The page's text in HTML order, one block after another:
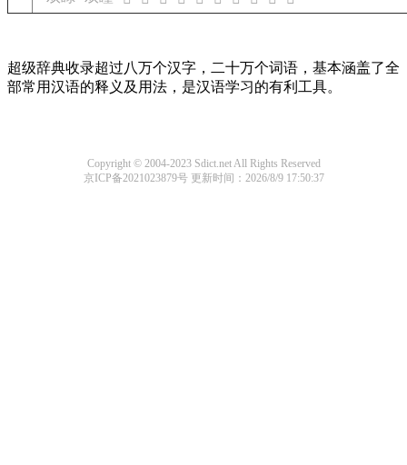
超级辞典收录超过八万个汉字，二十万个词语，基本涵盖了全
部常用汉语的释义及用法，是汉语学习的有利工具。
Copyright © 2004-2023 Sdict.net All Rights Reserved
京ICP备2021023879号更新时间：2026/8/9 17:50:37